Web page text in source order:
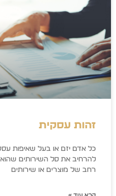
זהות עסקית
כל אדם יזם או בעל שאיפות
להרחיב את סל השירותים שהוא
רחב של מוצרים או שירותים
קרא עוד »